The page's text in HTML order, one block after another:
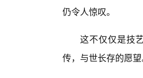
仍令人惊叹。
这不仅仅是技
传，与世长存的愿望